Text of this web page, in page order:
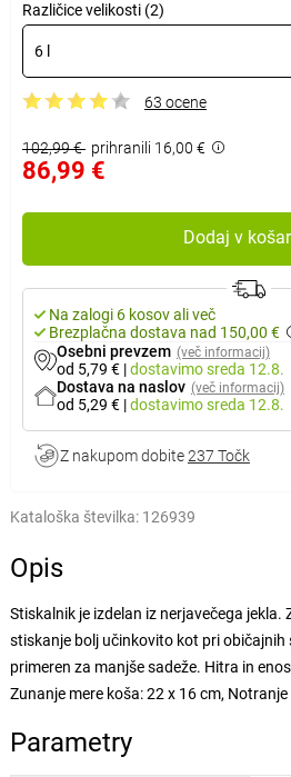
Različice velikosti (2)
6 l
63 ocene
102,99 € prihranili 16,00 €
86,99 €
Dodaj v
Na zalogi 6 kosov ali več
Brezplačna dostava nad 150,00 €
Osebni prevzem (več informacij)
od 5,79 € |dostavimosreda 12.8.
Dostava na naslov (več informacij)
od 5,29 € |dostavimosreda 12.8.
Z nakupom dobite237 Točk
Kataloška številka: 126939
Opis
Stiskalnik je izdelan iz nerjavečega
stiskanje bolj učinkovito kot pri običajnih
primeren za manjše sadeže. Hitra in
Zunanje mere koša: 22 x 16 cm,
Parametry